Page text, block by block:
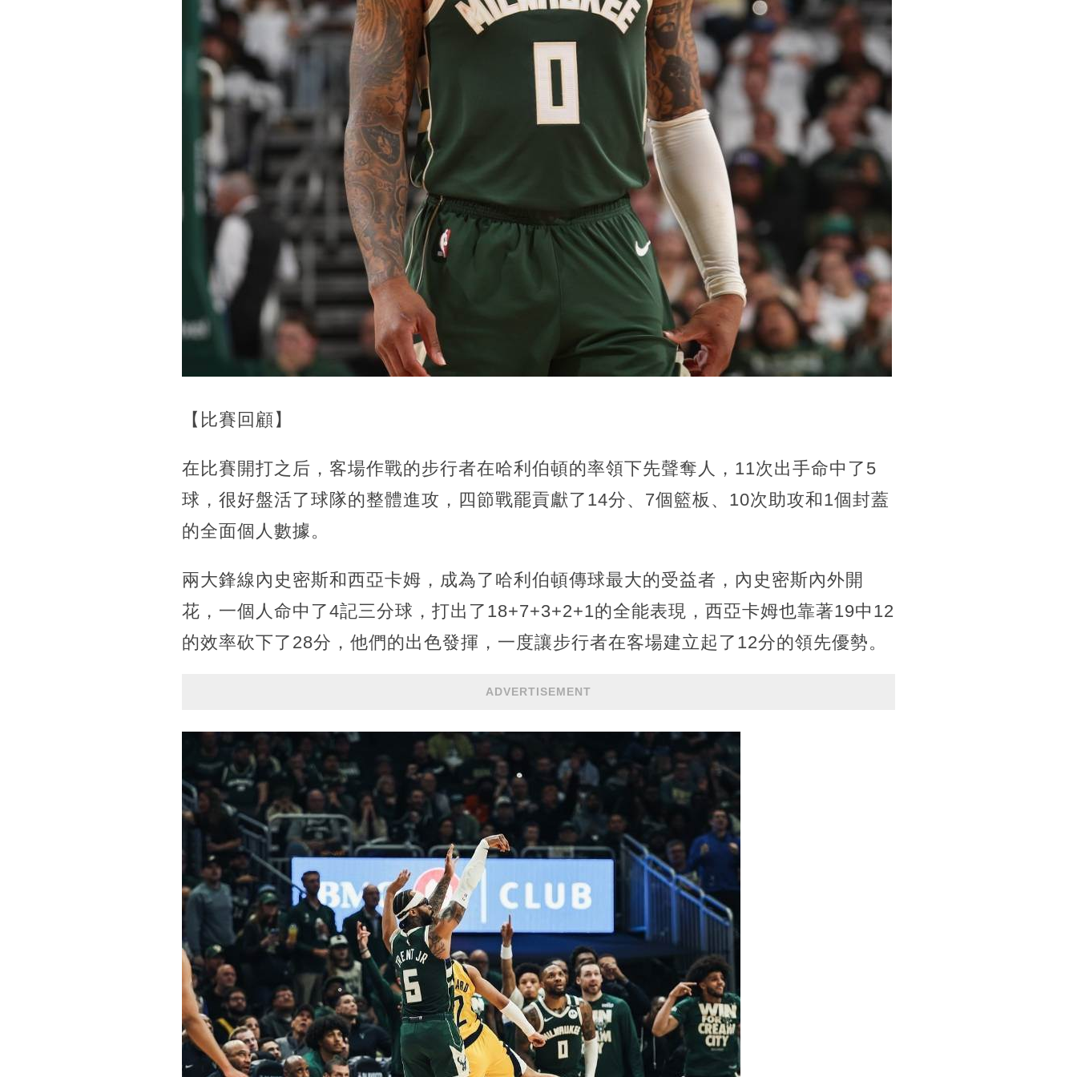
【比賽回顧】
在比賽開打之后，客場作戰的步行者在哈利伯頓的率領下先聲奪人，11次出手命中了5
球，很好盤活了球隊的整體進攻，四節戰罷貢獻了14分、7個籃板、10次助攻和1個封蓋
的全面個人數據。
兩大鋒線內史密斯和西亞卡姆，成為了哈利伯頓傳球最大的受益者，內史密斯內外開
花，一個人命中了4記三分球，打出了18+7+3+2+1的全能表現，西亞卡姆也靠著19中12
的效率砍下了28分，他們的出色發揮，一度讓步行者在客場建立起了12分的領先優勢。
ADVERTISEMENT